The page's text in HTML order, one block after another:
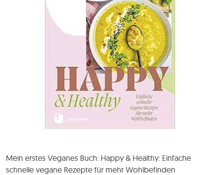
Mein erstes Veganes Buch: Happy & Healthy: Einfache
schnelle vegane Rezepte für mehr Wohlbefinden